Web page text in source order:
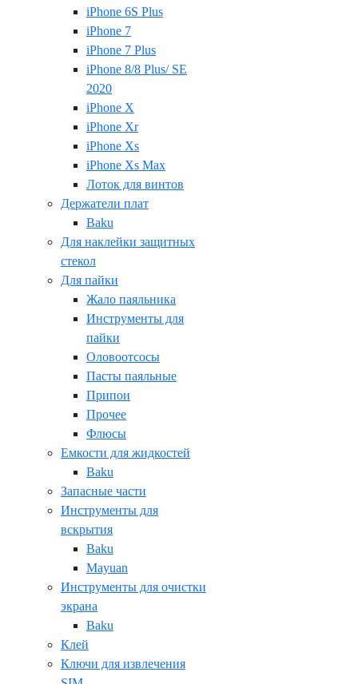
iPhone 6S Plus
iPhone 7
iPhone 7 Plus
iPhone 8/8 Plus/ SE
2020
iPhone X
iPhone Xr
iPhone Xs
iPhone Xs Max
Лоток для винтов
Держатели плат
Baku
Для наклейки защитных
стекол
Для пайки
Жало паяльника
Инструменты для
пайки
Оловоотсосы
Пасты паяльные
Припои
Прочее
Флюсы
Емкости для жидкостей
Baku
Запасные части
Инструменты для
вскрытия
Baku
Mayuan
Инструменты для очистки
экрана
Baku
Клей
Ключи для извлечения